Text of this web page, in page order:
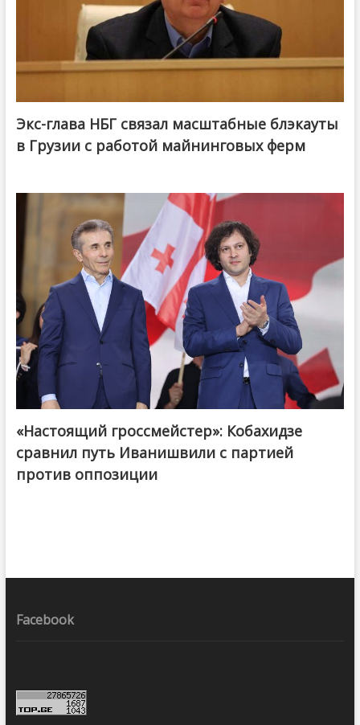
Экс-глава НБГ связал масштабные блэкауты
в Грузии с работой майнинговых ферм
@ქართული ოცნება / Georgian Dream
«Настоящий гроссмейстер»: Кобахидзе
сравнил путь Иванишвили с партией
против оппозиции
Facebook